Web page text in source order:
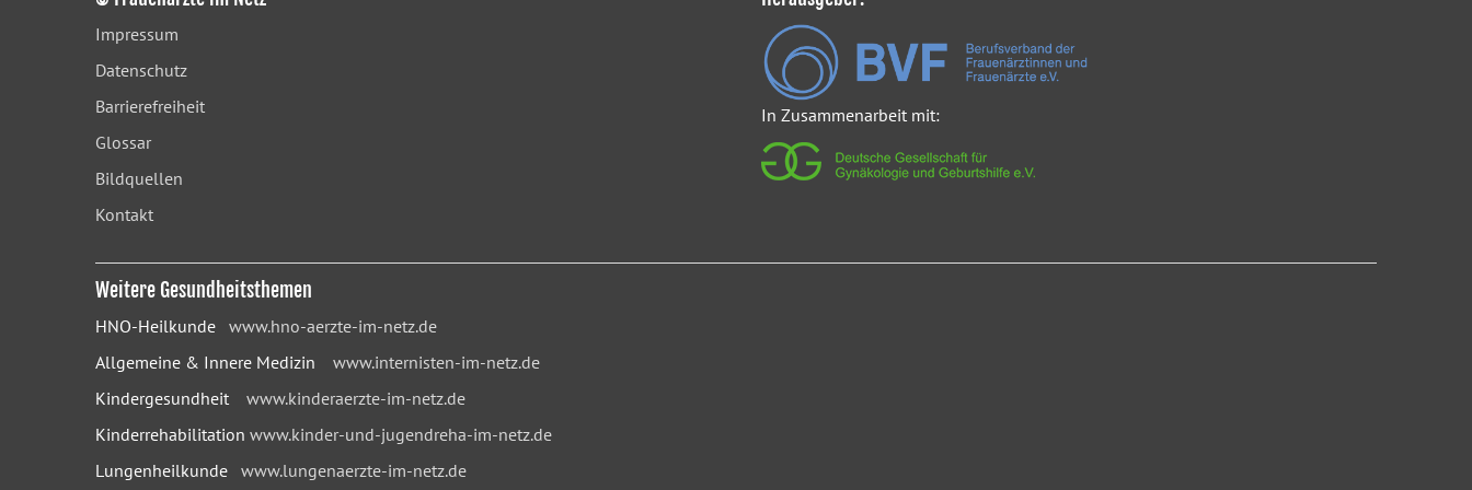
Impressum
Datenschutz
Barrierefreiheit
Glossar
Bildquellen
Kontakt
In Zusammenarbeit mit:
Weitere Gesundheitsthemen
HNO-Heilkunde www.hno-aerzte-im-netz.de
Allgemeine & Innere Medizin www.internisten-im-netz.de
Kindergesundheit www.kinderaerzte-im-netz.de
Kinderrehabilitation www.kinder-und-jugendreha-im-netz.de
Lungenheilkunde www.lungenaerzte-im-netz.de